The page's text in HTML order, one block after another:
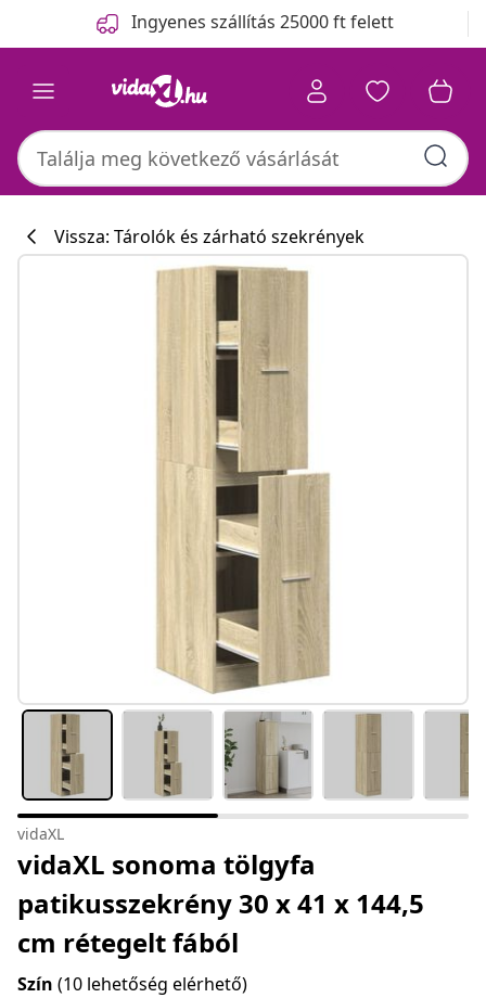
Ingyenes szállítás 25000 ft felett
Vissza: Tárolók és zárható szekrények
vidaXL
vidaXL sonoma tölgyfa
patikusszekrény 30 x 41 x 144,5
cm rétegelt fából
Szín (10 lehetőség elérhető)